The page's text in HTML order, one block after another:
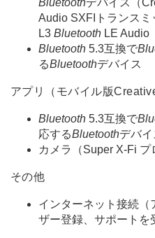
Bluetoothデバイス（
Audio SXFIトランス
L3 Bluetooth LE Audio
Bluetooth 5.3互換で
るBluetoothデバイス
アプリ（モバイル版
Bluetooth 5.3互換で
応するBluetoothデバイ
カメラ（Super X-Fi プ
その他
インターネット接続（
ザー登録、サポートを